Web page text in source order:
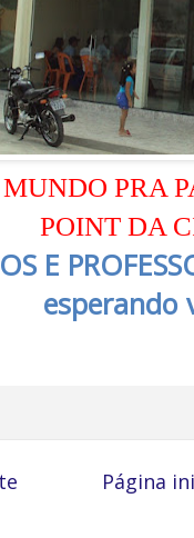
PRA
POINT DA
E
esperando
Página